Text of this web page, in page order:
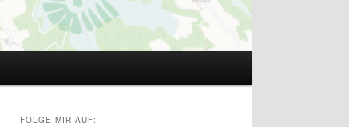
FOLGE MIR AUF: